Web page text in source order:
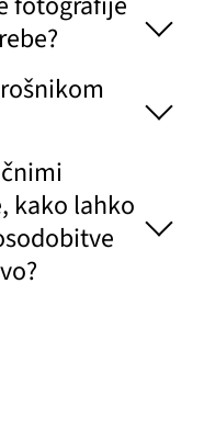
kako lahko